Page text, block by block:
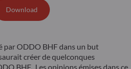
Download
par ODDO BHF dans un but
créer de quelconques
BHF. Les opinions émises dans ce